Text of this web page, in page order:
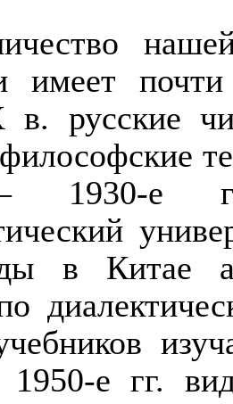
имеет
в. русские
1930-е
в Китае
е гг.